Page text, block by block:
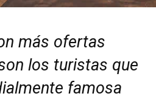
más ofertas
los turistas que
famosa